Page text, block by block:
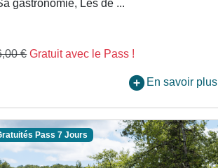
gastronomie, Les de ...
€ Gratuit avec le Pass !
En savoir plus
Pass 7 Jours